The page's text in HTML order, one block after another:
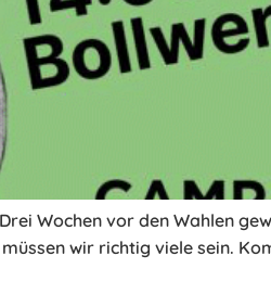
Wochen vor den Wahlen
wir richtig viele sein.